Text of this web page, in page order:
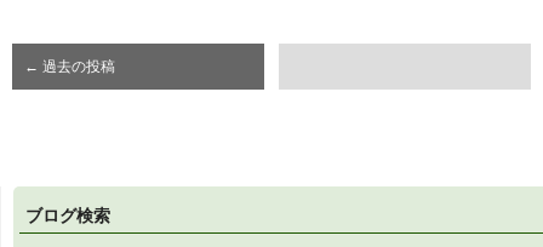
← 過去の投稿
ブログ検索